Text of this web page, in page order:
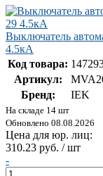
Выключатель
4.5кА
Код товара:
Артикул:
Бренд:
IEK
На складе 14 шт
Обновлено 08.08.2026
Цена для юр. лиц:
310.23 руб. / шт
-